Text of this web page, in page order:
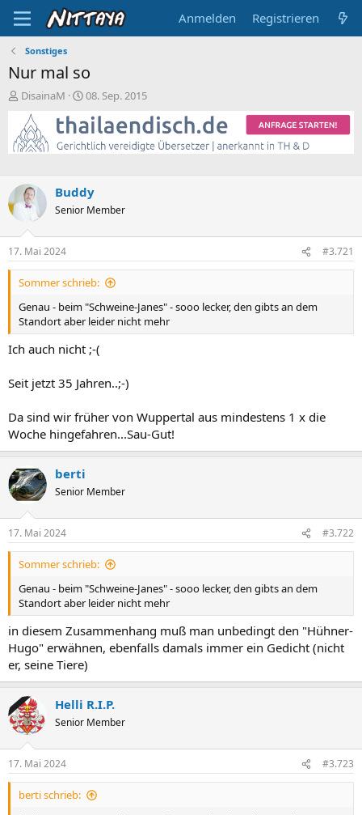
Anmelden Registrieren
Sonstiges
Nur mal so
E
s
t
e
l
e
DisainaM
E
s
t
e
t
a
08. Sep. 2015
Buddy
Senior Member
17. Mai 2024 #3.721
Sommer schrieb:
Genau - beim "Schweine-Janes" - sooo lecker, den gibts an dem
Standort aber leider nicht mehr
Ich auch nicht ;-(
Seit jetzt 35 Jahren..;-)
Da sind wir früher von Wuppertal aus mindestens 1 x die
Woche hingefahren...Sau-Gut!
berti
Senior Member
17. Mai 2024 #3.722
Sommer schrieb:
Genau - beim "Schweine-Janes" - sooo lecker, den gibts an dem
Standort aber leider nicht mehr
in diesem Zusammenhang muß man unbedingt den "Hühner-
Hugo" erwähnen, ebenfalls damals immer ein Gedicht (nicht
er, seine Tiere)
Helli R.I.P.
Senior Member
17. Mai 2024 #3.723
berti schrieb: